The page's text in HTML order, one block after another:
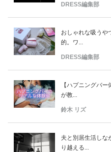
DRESS編集部
おしゃれな吸うや
的。ワ...
DRESS編集部
【ハプニングバ
が教...
鈴木 リズ
夫と別居生活しな
り越える...